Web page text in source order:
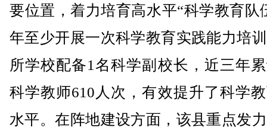
要位置，着力培育高水平“科学教育队
年至少开展一次科学教育实践能力培
所学校配备1名科学副校长，近三年
科学教师610人次，有效提升了科学
水平。在阵地建设方面，该县重点发